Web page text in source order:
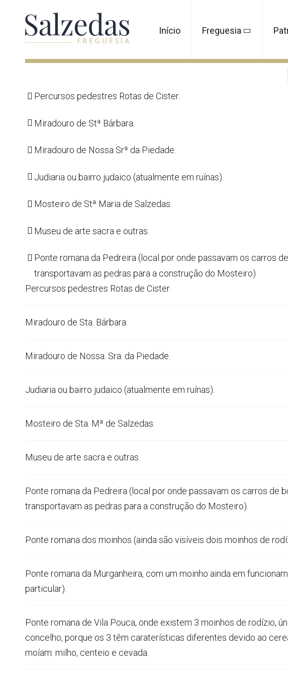
Início Freguesia
Percursos pedestres Rotas de Cister.
Miradouro de Stª Bárbara.
Miradouro de Nossa Srª da Piedade.
Judiaria ou bairro judaico (atualmente em ruínas).
Mosteiro de Stª Maria de Salzedas.
Museu de arte sacra e outras.
Ponte romana da Pedreira (local por onde passavam os carros
transportavam as pedras para a construção do Mosteiro)
Percursos pedestres Rotas de Cister.
Miradouro de Sta. Bárbara.
Miradouro de Nossa. Sra. da Piedade.
Judiaria ou bairro judaico (atualmente em ruínas).
Mosteiro de Sta. Mª de Salzedas.
Museu de arte sacra e outras.
Ponte romana da Pedreira (local por onde passavam os carros de
transportavam as pedras para a construção do Mosteiro).
Ponte romana dos moinhos (ainda são visíveis dois moinhos de
Ponte romana da Murganheira, com um moinho ainda em
particular).
Ponte romana de Vila Pouca, onde existem 3 moinhos de rodízio,
concelho, porque os 3 têm caraterísticas diferentes devido ao
moíam: milho, centeio e cevada.